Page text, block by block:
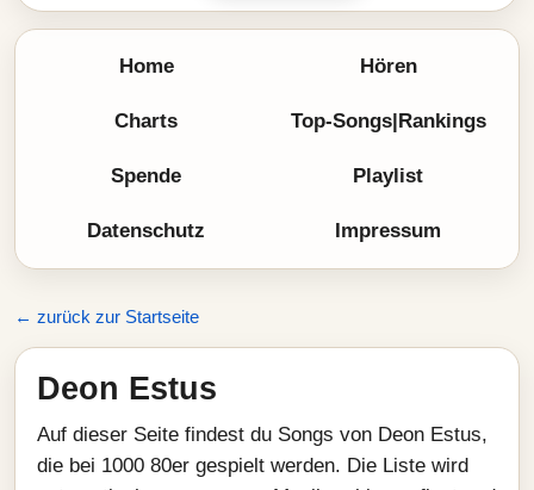
Home Hören
Charts Top-Songs|Rankings
Spende Playlist
Datenschutz Impressum
← zurück zur Startseite
Deon Estus
Auf dieser Seite findest du Songs von Deon Estus,
die bei 1000 80er gespielt werden. Die Liste wird